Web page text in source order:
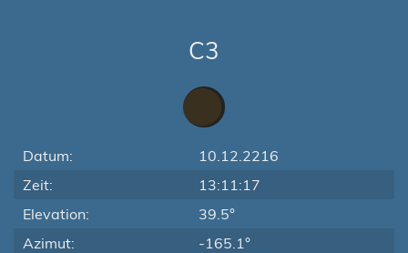
C3
Datum:
10.12.2216
Zeit:
13:11:17
Elevation:
39.5°
Azimut:
-165.1°